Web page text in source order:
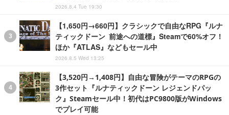
2026.8.4 Tue 19:30
【1,650円→660円】クラシックで自由なRPG『ルナ
ティックドーン 前途への道標』Steamで60%オフ！
ほか『ATLAS』などもセール中
2026.8.5 Wed 13:25
【3,520円→1,408円】自由な冒険がテーマのRPGの
3作セット『ルナティックドーン レジェンドパッ
ク』Steamセール中！初代はPC9800版がWindows
でプレイ可能